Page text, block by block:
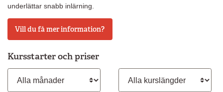
underlättar snabb inlärning.
Vill du få mer information?
Kursstarter och priser